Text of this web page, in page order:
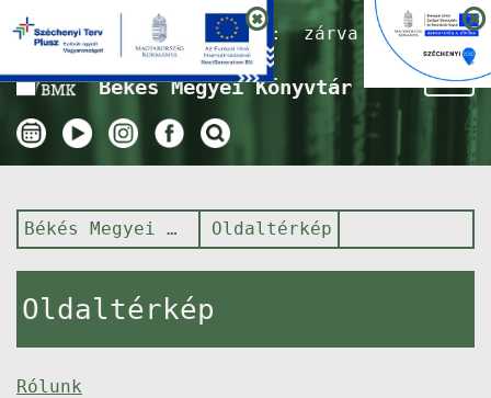
Nyitvatartás ma:zárva
Békés Megyei Könyvtár
Békés Megyei Könyvtár Oldaltérkép
Oldaltérkép
Rólunk